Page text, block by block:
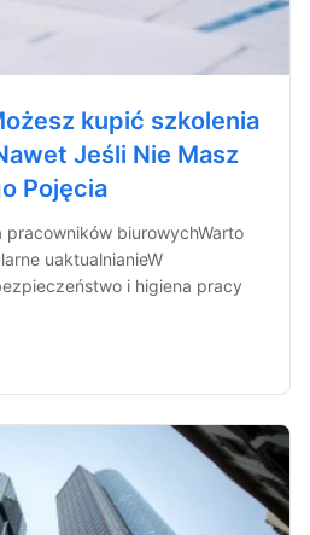
kupić szkolenia
Jeśli Nie Masz
Pojęcia
pracowników biurowychWarto
uaktualnianieW
i higiena pracy